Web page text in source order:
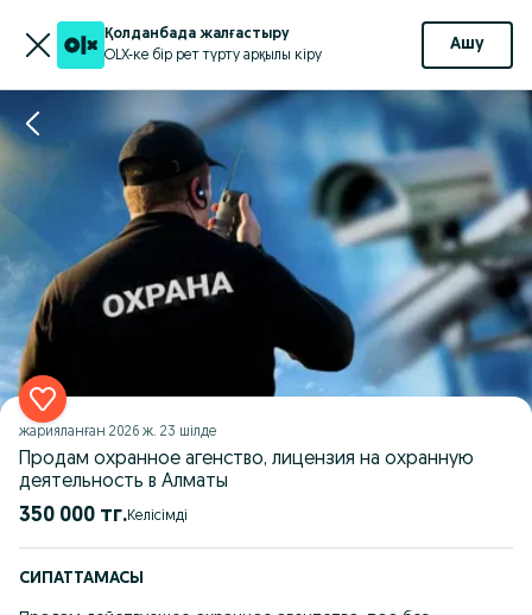
Қолданбада жалғастыру
OLX-ке бір рет түрту арқылы кіру
Ашу
жарияланған 2026 ж. 23 шілде
Продам охранное агенство, лицензия на охранную
деятельность в Алматы
350 000 тг. Келісімді
СИПАТТАМАСЫ